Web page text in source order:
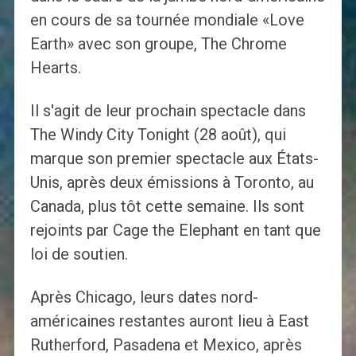
en cours de sa tournée mondiale «Love
Earth» avec son groupe, The Chrome
Hearts.
Il s'agit de leur prochain spectacle dans
The Windy City Tonight (28 août), qui
marque son premier spectacle aux États-
Unis, après deux émissions à Toronto, au
Canada, plus tôt cette semaine. Ils sont
rejoints par Cage the Elephant en tant que
loi de soutien.
Après Chicago, leurs dates nord-
américaines restantes auront lieu à East
Rutherford, Pasadena et Mexico, après